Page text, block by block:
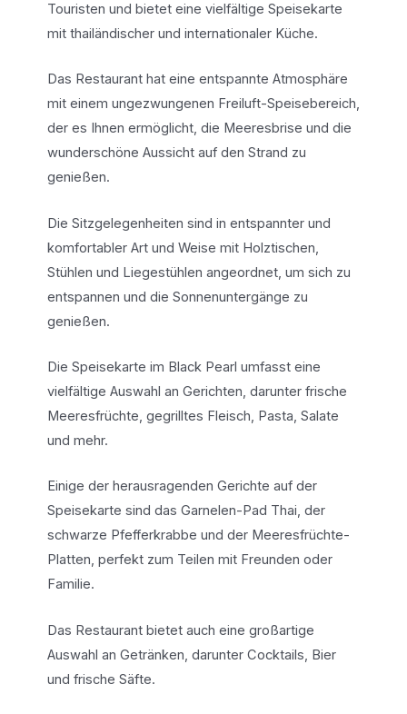
Touristen und bietet eine vielfältige Speisekarte
mit thailändischer und internationaler Küche.
Das Restaurant hat eine entspannte Atmosphäre
mit einem ungezwungenen Freiluft-Speisebereich,
der es Ihnen ermöglicht, die Meeresbrise und die
wunderschöne Aussicht auf den Strand zu
genießen.
Die Sitzgelegenheiten sind in entspannter und
komfortabler Art und Weise mit Holztischen,
Stühlen und Liegestühlen angeordnet, um sich zu
entspannen und die Sonnenuntergänge zu
genießen.
Die Speisekarte im Black Pearl umfasst eine
vielfältige Auswahl an Gerichten, darunter frische
Meeresfrüchte, gegrilltes Fleisch, Pasta, Salate
und mehr.
Einige der herausragenden Gerichte auf der
Speisekarte sind das Garnelen-Pad Thai, der
schwarze Pfefferkrabbe und der Meeresfrüchte-
Platten, perfekt zum Teilen mit Freunden oder
Familie.
Das Restaurant bietet auch eine großartige
Auswahl an Getränken, darunter Cocktails, Bier
und frische Säfte.